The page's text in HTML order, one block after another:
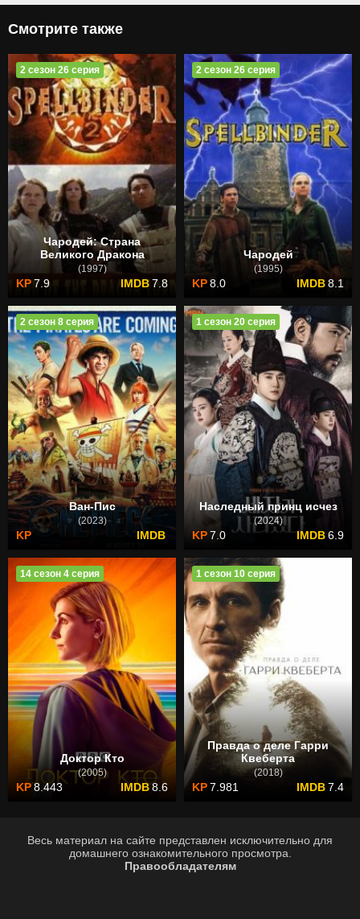
Смотрите также
Чародей: Страна
Великого Дракона
(1997)
7.9 7.8
2 сезон 26 серия
Чародей
(1995)
8.0 8.1
2 сезон 26 серия
Ван-Пис
(2023)
2 сезон 8 серия
Наследный принц исчез
(2024)
7.0 6.9
1 сезон 20 серия
Доктор Кто
(2005)
8.443 8.6
14 сезон 4 серия
Правда о деле Гарри
Квеберта
(2018)
7.981 7.4
1 сезон 10 серия
Весь материал на сайте представлен исключительно для
домашнего ознакомительного просмотра.
Правообладателям